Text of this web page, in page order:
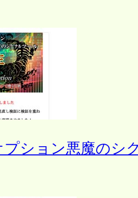
ション悪魔のシ